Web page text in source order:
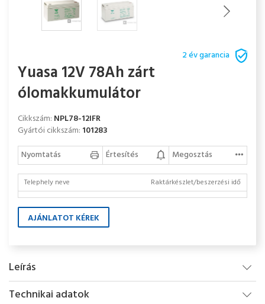
2 év garancia
Yuasa 12V 78Ah zárt
ólomakkumulátor
Cikkszám: NPL78-12IFR
Gyártói cikkszám: 101283
Nyomtatás
Értesítés Megosztás
Telephely neve Raktárkészlet/beszerzési idő
AJÁNLATOT KÉREK
Leírás
Technikai adatok